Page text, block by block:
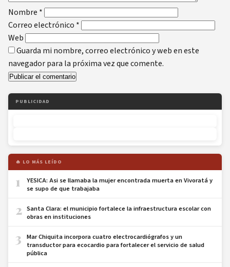
Nombre *
Correo electrónico *
Web
Guarda mi nombre, correo electrónico y web en este
navegador para la próxima vez que comente.
PUBLICIDAD
🔥 LO MÁS LEÍDO
1
YESICA: Asi se llamaba la mujer encontrada muerta en Vivoratá y
se supo de que trabajaba
2 Santa Clara: el municipio fortalece la infraestructura escolar con
obras en instituciones
3
Mar Chiquita incorpora cuatro electrocardiógrafos y un
transductor para ecocardio para fortalecer el servicio de salud
pública